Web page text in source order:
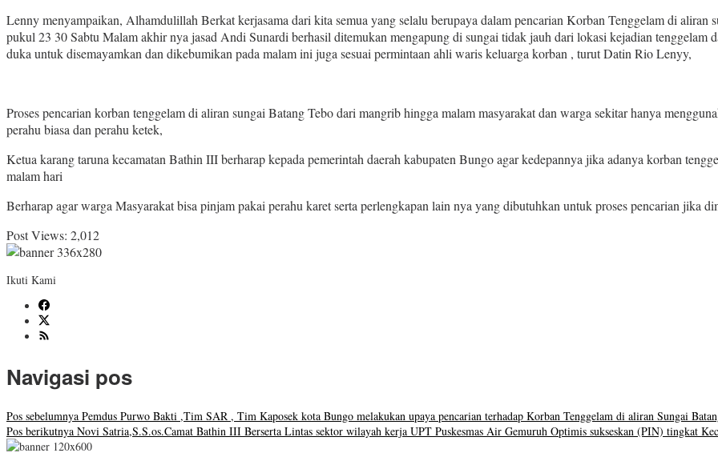
Lenny menyampaikan, Alhamdulillah Berkat kerjasama dari kita semua yang selalu berupaya dalam pencarian Korban Tenggelam di
pukul 23 30 Sabtu Malam akhir nya jasad Andi Sunardi berhasil ditemukan mengapung di sungai tidak jauh dari lokasi kejadian tenggelam
duka untuk disemayamkan dan dikebumikan pada malam ini juga sesuai permintaan ahli waris keluarga korban , turut Datin Rio Lenyy,
Proses pencarian korban tenggelam di aliran sungai Batang Tebo dari mangrib hingga malam masyarakat dan warga sekitar hanya
perahu biasa dan perahu ketek,
Ketua karang taruna kecamatan Bathin III berharap kepada pemerintah daerah kabupaten Bungo agar kedepannya jika adanya korban
malam hari
Berharap agar warga Masyarakat bisa pinjam pakai perahu karet serta perlengkapan lain nya yang dibutuhkan untuk proses pencarian jika
Post Views: 2,012
Ikuti Kami
Navigasi pos
Pos sebelumnya Pemdus Purwo Bakti ,Tim SAR , Tim Kaposek kota Bungo melakukan upaya pencarian terhadap Korban Tenggelam di aliran Sungai
Pos berikutnya Novi Satria,S.S.os.Camat Bathin III Berserta Lintas sektor wilayah kerja UPT Puskesmas Air Gemuruh Optimis sukseskan (PIN) tingkat